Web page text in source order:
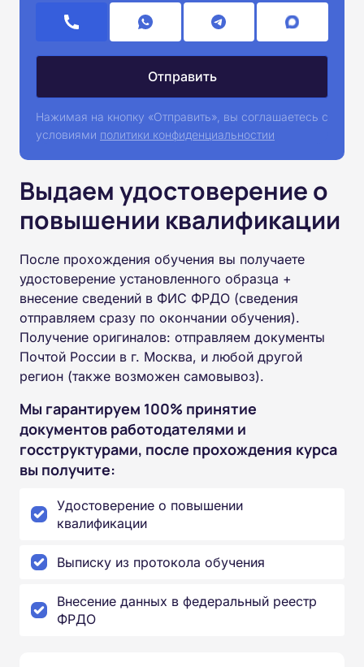
Нажимая на кнопку «Отправить», вы соглашаетесь с
условиями политики конфиденциальностии
Выдаем удостоверение о
повышении квалификации
После прохождения обучения вы получаете
удостоверение установленного образца +
внесение сведений в ФИС ФРДО (сведения
отправляем сразу по окончании обучения).
Получение оригиналов: отправляем документы
Почтой России в г. Москва, и любой другой
регион (также возможен самовывоз).
Мы гарантируем 100% принятие
документов работодателями и
госструктурами, после прохождения курса
вы получите:
Удостоверение о повышении
квалификации
Выписку из протокола обучения
Внесение данных в федеральный реестр
ФРДО